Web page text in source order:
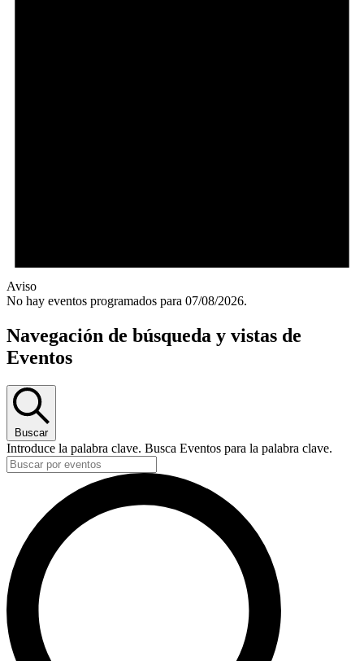
Aviso
No hay eventos programados para 07/08/2026.
Navegación de búsqueda y vistas de
Eventos
Buscar
Introduce la palabra clave. Busca Eventos para la palabra clave.